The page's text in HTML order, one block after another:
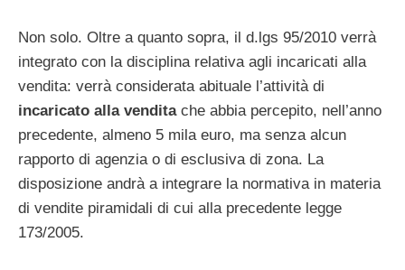
Non solo. Oltre a quanto sopra, il d.lgs 95/2010 verrà
integrato con la disciplina relativa agli incaricati alla
vendita: verrà considerata abituale l’attività di
incaricato alla venditache abbia percepito, nell’anno
precedente, almeno 5 mila euro, ma senza alcun
rapporto di agenzia o di esclusiva di zona. La
disposizione andrà a integrare la normativa in materia
di vendite piramidali di cui alla precedente legge
173/2005.